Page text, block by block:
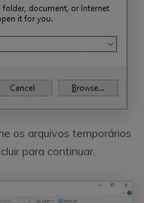
os arquivos temporários
para continuar.